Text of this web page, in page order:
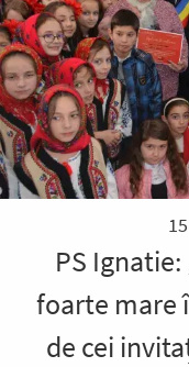
PS
foarte mare
de cei